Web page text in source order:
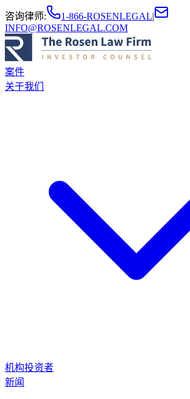
咨询律师: 1-866-ROSENLEGAL|
INFO@ROSENLEGAL.COM
案件
关于我们
机构投资者
新闻